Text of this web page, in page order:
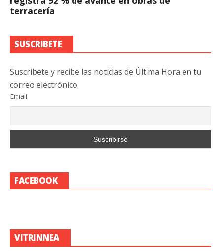
terracería
SUSCRIBETE
Suscribete y recibe las noticias de Última Hora en tu
correo electrónico.
Email
FACEBOOK
VITRINNEA